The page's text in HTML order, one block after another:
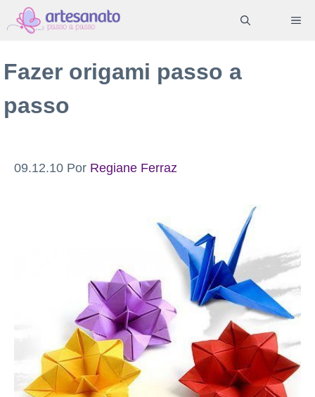
Pular
para
conteúdo
Fazer origami passo a
passo
09.12.10 Por Regiane Ferraz